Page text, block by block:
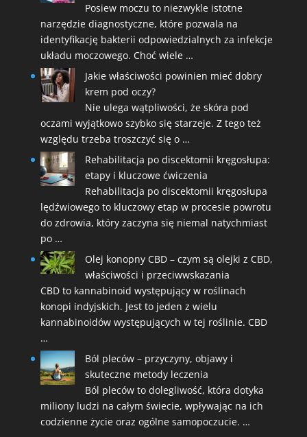
Posiew moczu to niezwykle istotne
narzędzie diagnostyczne, które pozwala na
identyfikację bakterii odpowiedzialnych za infekcje
układu moczowego. Choć wiele …
Jakie właściwości powinien mieć dobry
krem pod oczy?
Nie ulega wątpliwości, że skóra pod
oczami wyjątkowo szybko się starzeje. Z tego też
względu trzeba troszczyć się o …
Rehabilitacja po discektomii kręgosłupa:
etapy i kluczowe ćwiczenia
Rehabilitacja po discektomii kręgosłupa
lędźwiowego to kluczowy etap w procesie powrotu
do zdrowia, który zaczyna się niemal natychmiast
po …
Olej konopny CBD – czym są olejki z CBD,
właściwości i przeciwwskazania
CBD to kannabinoid występujący w roślinach
konopi indyjskich. Jest to jeden z wielu
kannabinoidów występujących w tej roślinie. CBD
…
Ból pleców – przyczyny, objawy i
skuteczne metody leczenia
Ból pleców to dolegliwość, która dotyka
miliony ludzi na całym świecie, wpływając na ich
codzienne życie oraz ogólne samopoczucie. …